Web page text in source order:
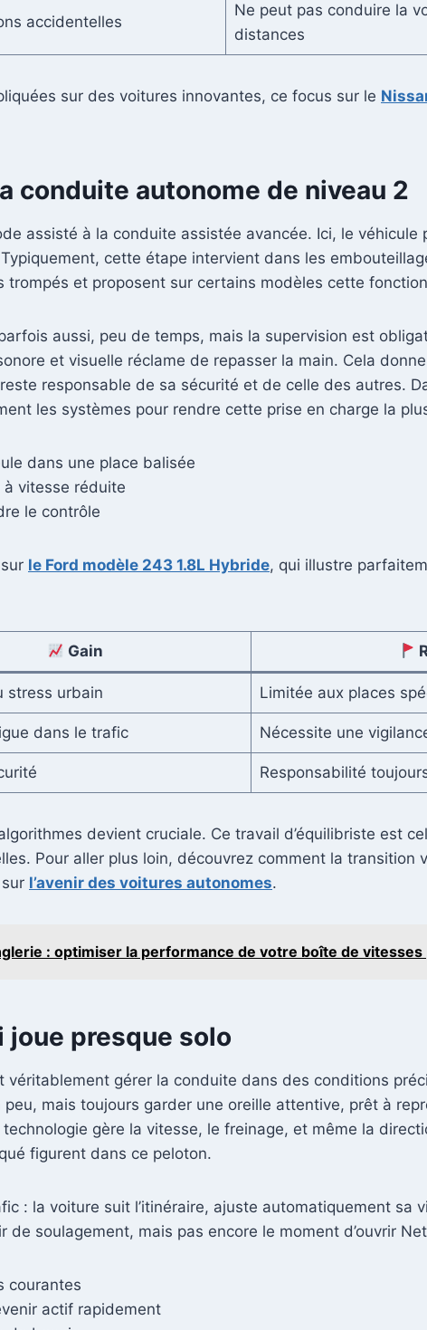
accidentelles
Ne peut pas conduire la
distances
sur des voitures innovantes, ce focus sur le
conduite autonome de niveau 2
assisté à la conduite assistée avancée. Ici, le
cette étape intervient dans les
trompés et proposent sur certains modèles cette
aussi, peu de temps, mais la supervision est
et visuelle réclame de repasser la main. Cela
responsable de sa sécurité et de celle des autres.
les systèmes pour rendre cette prise en charge la
dans une place balisée
vitesse réduite
le contrôle
le Ford modèle 243 1.8L Hybride, qui illustre
Gain
stress urbain Limitée aux places
dans le trafic Nécessite une
Responsabilité
devient cruciale. Ce travail d’équilibriste est
Pour aller plus loin, découvrez comment la transition
l’avenir des voitures autonomes.
: optimiser la performance de votre boîte de vitesses
joue presque solo
gérer la conduite dans des conditions
mais toujours garder une oreille attentive, prêt à
gère la vitesse, le freinage, et même la
figurent dans ce peloton.
: la voiture suit l’itinéraire, ajuste automatiquement sa
soulagement, mais pas encore le moment d’ouvrir
courantes
actif rapidement